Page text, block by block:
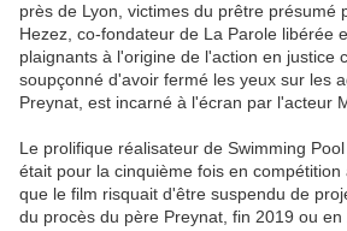
près de Lyon, victimes du prêtre présumé
Hezez, co-fondateur de La Parole libérée
plaignants à l'origine de l'action en justice
soupçonné d'avoir fermé les yeux sur les
Preynat, est incarné à l'écran par l'acteur
Le prolifique réalisateur de Swimming
était pour la cinquième fois en
que le film risquait d'être suspendu de
du procès du père Preynat, fin 2019 ou en